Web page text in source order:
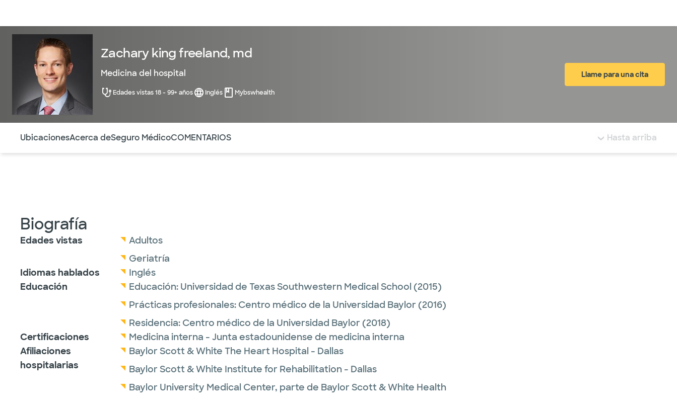
Zachary king freeland, md
Medicina del hospital
Edades vistas 18 - 99+ años Inglés Mybswhealth
Llame para una cita
UbicacionesAcerca deSeguro MédicoCOMENTARIOS Hasta arriba
Biografía
Edades vistas
Adultos
Geriatría
Idiomas hablados
Inglés
Educación
Educación: Universidad de Texas Southwestern Medical School (2015)
Prácticas profesionales: Centro médico de la Universidad Baylor (2016)
Residencia: Centro médico de la Universidad Baylor (2018)
Certificaciones
Medicina interna - Junta estadounidense de medicina interna
Afiliaciones
hospitalarias
Baylor Scott & White The Heart Hospital - Dallas
Baylor Scott & White Institute for Rehabilitation - Dallas
Baylor University Medical Center, parte de Baylor Scott & White Health